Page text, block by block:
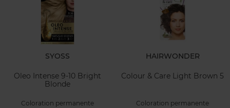
SYOSS
Oleo Intense 9-10 Bright
Blonde
Coloration permanente
HAIRWONDER
Colour & Care Light Brown 5
Coloration permanente